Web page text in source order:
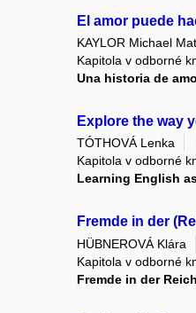
El amor puede
KAYLOR Michael
Kapitola v odborné
Una historia de
Explore the way
TÓTHOVÁ Lenka
Kapitola v odborné
Learning English
Fremde in der
HÜBNEROVÁ Klára
Kapitola v odborné
Fremde in der